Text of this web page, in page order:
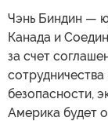
Чэнь Биндин —
Канада и
за счет
безопасности,
Америка будет